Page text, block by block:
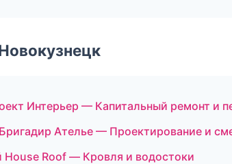
Интерьер — Капитальный ремонт и
Ателье — Проектирование и
Roof — Кровля и водостоки